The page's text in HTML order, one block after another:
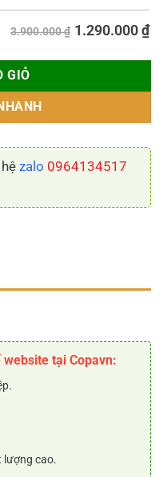
3.900.000 ₫ 1.290.000₫
GIỎ
zalo 0964134517
tại Copavn:
lượng cao.